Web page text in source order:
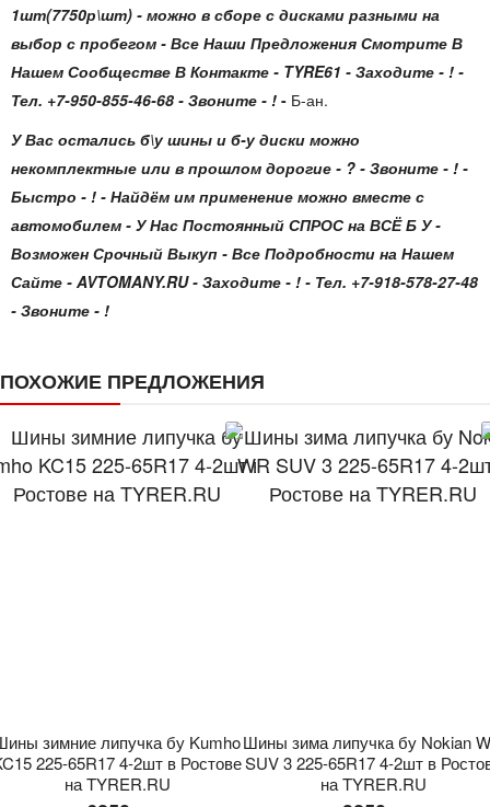
1шт(7750р\шт) - можно в сборе с дисками разными на
выбор с пробегом - Все Наши Предложения Смотрите В
Нашем Сообществе В Контакте - TYRE61 - Заходите - ! -
Тел. +7-950-855-46-68 - Звоните - ! - Б-ан.
У Вас остались б\у шины и б-у диски можно
некомплектные или в прошлом дорогие - ? - Звоните - ! -
Быстро - ! - Найдём им применение можно вместе с
автомобилем - У Нас Постоянный СПРОС на ВСЁ Б У -
Возможен Срочный Выкуп - Все Подробности на Нашем
Сайте - AVTOMANY.RU - Заходите - ! - Тел. +7-918-578-27-48
- Звоните - !
ПОХОЖИЕ ПРЕДЛОЖЕНИЯ
зимние липучка бу Kumho
225-65R17 4-2шт в Ростове
на TYRER.RU
Шины зима липучка бу Nokian
SUV 3 225-65R17 4-2шт в
на TYRER.RU